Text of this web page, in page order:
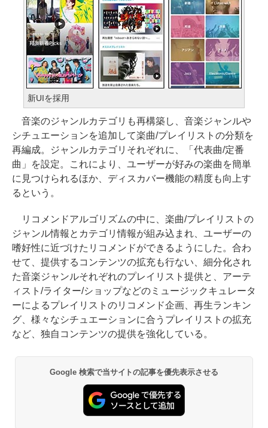
新UIを採用
音楽のジャンルカテゴリも再構築し、音楽ジャンルや
シチュエーションを追加して楽曲/プレイリストの分類を
再編成。ジャンルカテゴリそれぞれに、「代表曲/定番
曲」を設定。これにより、ユーザーが好みの楽曲を簡単
に見つけられるほか、ディスカバー機能の精度も向上す
るという。
リコメンドアルゴリズムの中に、楽曲/プレイリストの
ジャンル情報とカテゴリ情報が組み込まれ、ユーザーの
嗜好性に近づけたリコメンドができるようにした。合わ
せて、提供するコンテンツの拡充も行ない、細分化され
た音楽ジャンルそれぞれのプレイリスト提供と、アーテ
ィスト/ライター/ショップなどのミュージックキュレータ
ーによるプレイリストのリコメンド企画、再生ランキン
グ、様々なシチュエーションに合うプレイリストの拡充
など、独自コンテンツの提供を強化している。
Google 検索で当サイトの記事を優先表示させる